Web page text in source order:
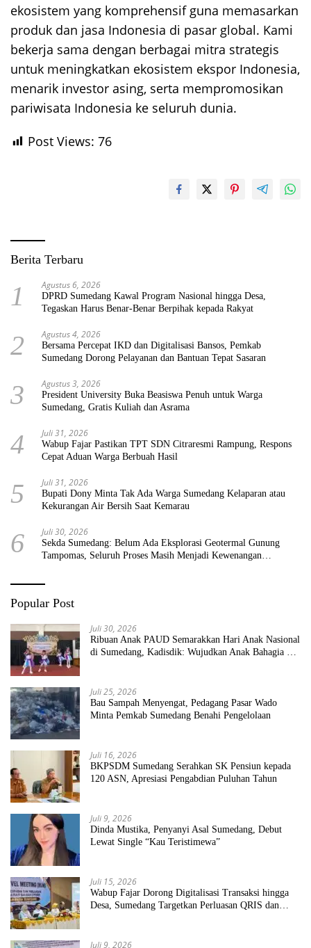
ekosistem yang komprehensif guna memasarkan
produk dan jasa Indonesia di pasar global. Kami
bekerja sama dengan berbagai mitra strategis
untuk meningkatkan ekosistem ekspor Indonesia,
menarik investor asing, serta mempromosikan
pariwisata Indonesia ke seluruh dunia.
Post Views: 76
Berita Terbaru
1 Agustus 6, 2026
DPRD Sumedang Kawal Program Nasional hingga Desa,
Tegaskan Harus Benar-Benar Berpihak kepada Rakyat
2 Agustus 4, 2026
Bersama Percepat IKD dan Digitalisasi Bansos, Pemkab
Sumedang Dorong Pelayanan dan Bantuan Tepat Sasaran
3 Agustus 3, 2026
President University Buka Beasiswa Penuh untuk Warga
Sumedang, Gratis Kuliah dan Asrama
4 Juli 31, 2026
Wabup Fajar Pastikan TPT SDN Citraresmi Rampung, Respons
Cepat Aduan Warga Berbuah Hasil
5 Juli 31, 2026
Bupati Dony Minta Tak Ada Warga Sumedang Kelaparan atau
Kekurangan Air Bersih Saat Kemarau
6 Juli 30, 2026
Sekda Sumedang: Belum Ada Eksplorasi Geotermal Gunung
Tampomas, Seluruh Proses Masih Menjadi Kewenangan
Popular Post
Juli 30, 2026
Ribuan Anak PAUD Semarakkan Hari Anak Nasional
di Sumedang, Kadisdik: Wujudkan Anak Bahagia dan
Juli 25, 2026
Bau Sampah Menyengat, Pedagang Pasar Wado
Minta Pemkab Sumedang Benahi Pengelolaan
Juli 16, 2026
BKPSDM Sumedang Serahkan SK Pensiun kepada
120 ASN, Apresiasi Pengabdian Puluhan Tahun
Juli 9, 2026
Dinda Mustika, Penyanyi Asal Sumedang, Debut
Lewat Single “Kau Teristimewa”
Juli 15, 2026
Wabup Fajar Dorong Digitalisasi Transaksi hingga
Desa, Sumedang Targetkan Perluasan QRIS dan
Juli 9, 2026